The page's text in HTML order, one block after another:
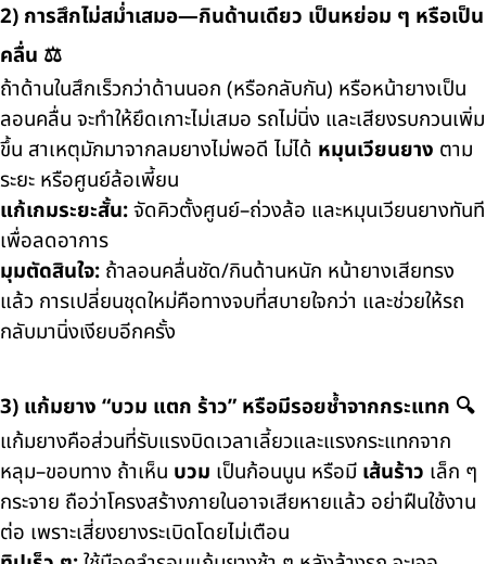
2) การสึกไม่สม่ำเสมอ—กินด้านเดียว เป็นหย่อม ๆ หรือเป็น
คลื่น ⚖️
ถ้าด้านในสึกเร็วกว่าด้านนอก (หรือกลับกัน) หรือหน้ายางเป็น
ลอนคลื่น จะทำให้ยึดเกาะไม่เสมอ รถไม่นิ่ง และเสียงรบกวนเพิ่ม
ขึ้น สาเหตุมักมาจากลมยางไม่พอดี ไม่ได้ หมุนเวียนยาง ตาม
ระยะ หรือศูนย์ล้อเพี้ยน
แก้เกมระยะสั้น:จัดคิวตั้งศูนย์–ถ่วงล้อ และหมุนเวียนยางทันที
เพื่อลดอาการ
มุมตัดสินใจ: ถ้าลอนคลื่นชัด/กินด้านหนัก หน้ายางเสียทรง
แล้ว การเปลี่ยนชุดใหม่คือทางจบที่สบายใจกว่า และช่วยให้รถ
กลับมานิ่งเงียบอีกครั้ง
3) แก้มยาง “บวม แตก ร้าว” หรือมีรอยช้ำจากกระแทก 🔍
แก้มยางคือส่วนที่รับแรงบิดเวลาเลี้ยวและแรงกระแทกจาก
หลุม–ขอบทาง ถ้าเห็น บวม เป็นก้อนนูน หรือมี เส้นร้าว เล็ก ๆ
กระจาย ถือว่าโครงสร้างภายในอาจเสียหายแล้ว อย่าฝืนใช้งาน
ต่อ เพราะเสี่ยงยางระเบิดโดยไม่เตือน